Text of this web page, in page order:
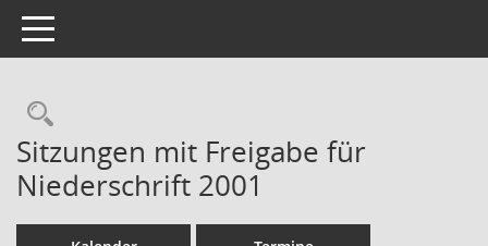
Toggle navigation
Rechercheauswahl
Sitzungen mit Freigabe für
Niederschrift 2001